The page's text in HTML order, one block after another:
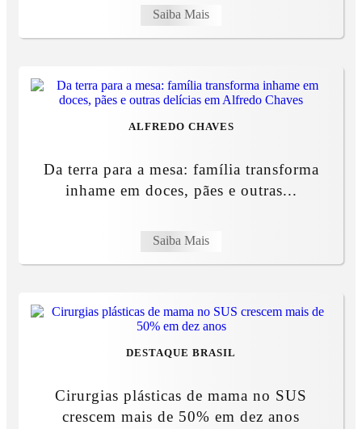
Saiba Mais
ALFREDO CHAVES
Da terra para a mesa: família transforma
inhame em doces, pães e outras...
Saiba Mais
DESTAQUE BRASIL
Cirurgias plásticas de mama no SUS
crescem mais de 50% em dez anos